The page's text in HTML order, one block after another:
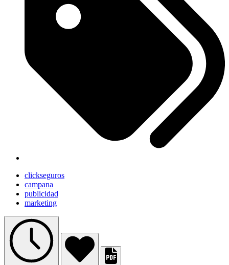
clickseguros
campana
publicidad
marketing